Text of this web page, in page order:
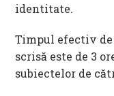
identitate.
Timpul efectiv
scrisă este de 3
subiectelor de